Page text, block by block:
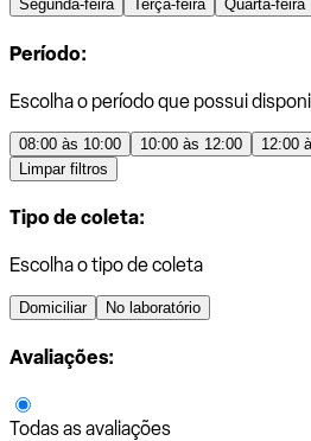
Segunda-feira Terça-feira Quarta-feira
Período:
Escolha o período que possui
08:00 às 10:00 10:00 às 12:00 12:00
Limpar filtros
Tipo de coleta:
Escolha o tipo de coleta
Domiciliar No laboratório
Avaliações:
Todas as avaliações